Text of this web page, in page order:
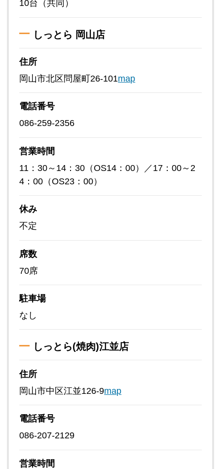
10台（共同）
しっとら 岡山店
住所
岡山市北区問屋町26-101map
電話番号
086-259-2356
営業時間
11：30～14：30（OS14：00）／17：00～2
4：00（OS23：00）
休み
不定
席数
70席
駐車場
なし
しっとら(焼肉)江並店
住所
岡山市中区江並126-9map
電話番号
086-207-2129
営業時間